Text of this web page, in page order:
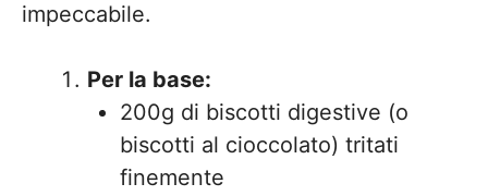
impeccabile.
Per la base:
200g di biscotti digestive (o
biscotti al cioccolato) tritati
finemente